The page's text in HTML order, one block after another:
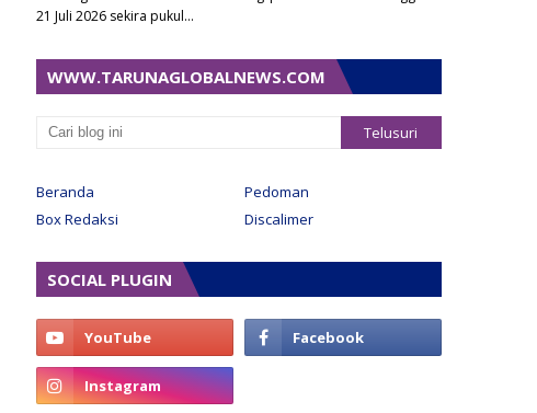
21 Juli 2026 sekira pukul…
WWW.TARUNAGLOBALNEWS.COM
Beranda
Pedoman
Box Redaksi
Discalimer
SOCIAL PLUGIN